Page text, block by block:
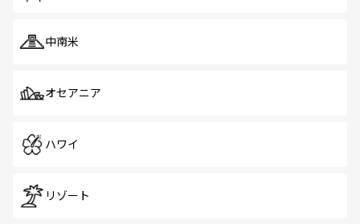
中南米
オセアニア
ハワイ
リゾート